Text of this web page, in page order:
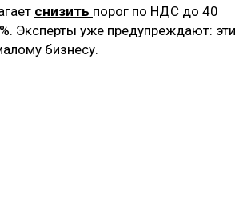
снизить порог по НДС до 40
Эксперты уже предупреждают: эти
бизнесу.